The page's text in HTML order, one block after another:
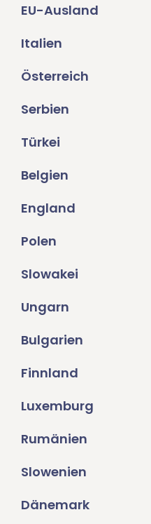
EU-Ausland
Italien
Österreich
Serbien
Türkei
Belgien
England
Polen
Slowakei
Ungarn
Bulgarien
Finnland
Luxemburg
Rumänien
Slowenien
Dänemark